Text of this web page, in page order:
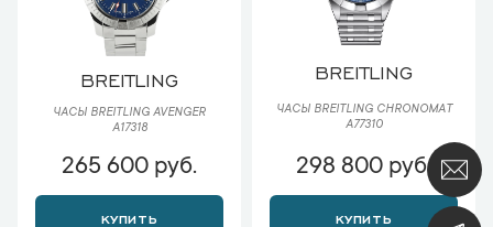
BREITLING
ЧАСЫ BREITLING AVENGER
A17318
265 600 руб.
КУПИТЬ
BREITLING
ЧАСЫ BREITLING CHRONOMAT
A77310
298 800 руб.
КУПИТЬ